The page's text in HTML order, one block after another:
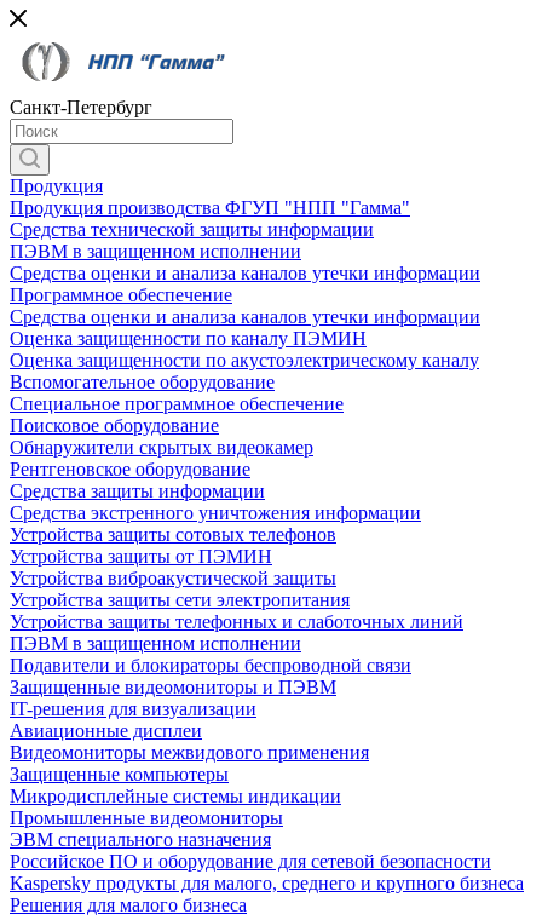
Санкт-Петербург
Продукция
Продукция производства ФГУП "НПП "Гамма"
Средства технической защиты информации
ПЭВМ в защищенном исполнении
Средства оценки и анализа каналов утечки информации
Программное обеспечение
Средства оценки и анализа каналов утечки информации
Оценка защищенности по каналу ПЭМИН
Оценка защищенности по акустоэлектрическому каналу
Вспомогательное оборудование
Специальное программное обеспечение
Поисковое оборудование
Обнаружители скрытых видеокамер
Рентгеновское оборудование
Средства защиты информации
Средства экстренного уничтожения информации
Устройства защиты сотовых телефонов
Устройства защиты от ПЭМИН
Устройства виброакустической защиты
Устройства защиты сети электропитания
Устройства защиты телефонных и слаботочных линий
ПЭВМ в защищенном исполнении
Подавители и блокираторы беспроводной связи
Защищенные видеомониторы и ПЭВМ
IT-решения для визуализации
Авиационные дисплеи
Видеомониторы межвидового применения
Защищенные компьютеры
Микродисплейные системы индикации
Промышленные видеомониторы
ЭВМ специального назначения
Российское ПО и оборудование для сетевой безопасности
Kaspersky продукты для малого, среднего и крупного бизнеса
Решения для малого бизнеса